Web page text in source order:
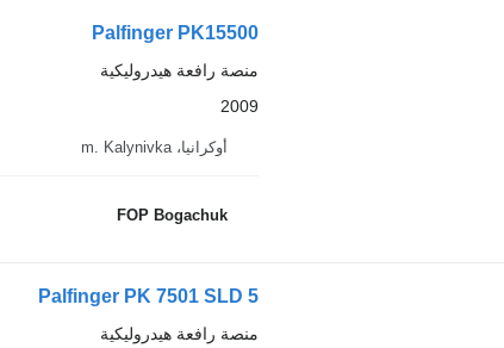
Palfinger PK15500
منصة رافعة هيدروليكية
2009
أوكرانيا، m. Kalynivka
FOP Bogachuk
Palfinger PK 7501 SLD 5
منصة رافعة هيدروليكية